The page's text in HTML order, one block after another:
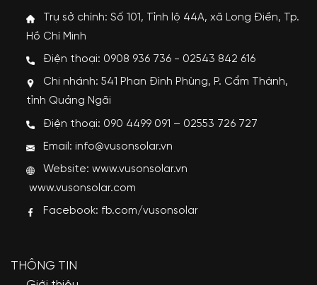
Trụ sở chính: Số 101, Tỉnh lộ 44A, xã Long Điền, Tp.
Hồ Chí Minh
Điện thoại: 0908 936 736 - 02543 842 616
Chi nhánh: 541 Phan Đình Phùng, P. Cẩm Thành,
tỉnh Quảng Ngãi
Điện thoại: 090 4499 091 – 02553 726 727
Email: info@vusonsolar.vn
Website:www.vusonsolar.vn
www.vusonsolar.com
Facebook: fb.com/vusonsolar
THÔNG TIN